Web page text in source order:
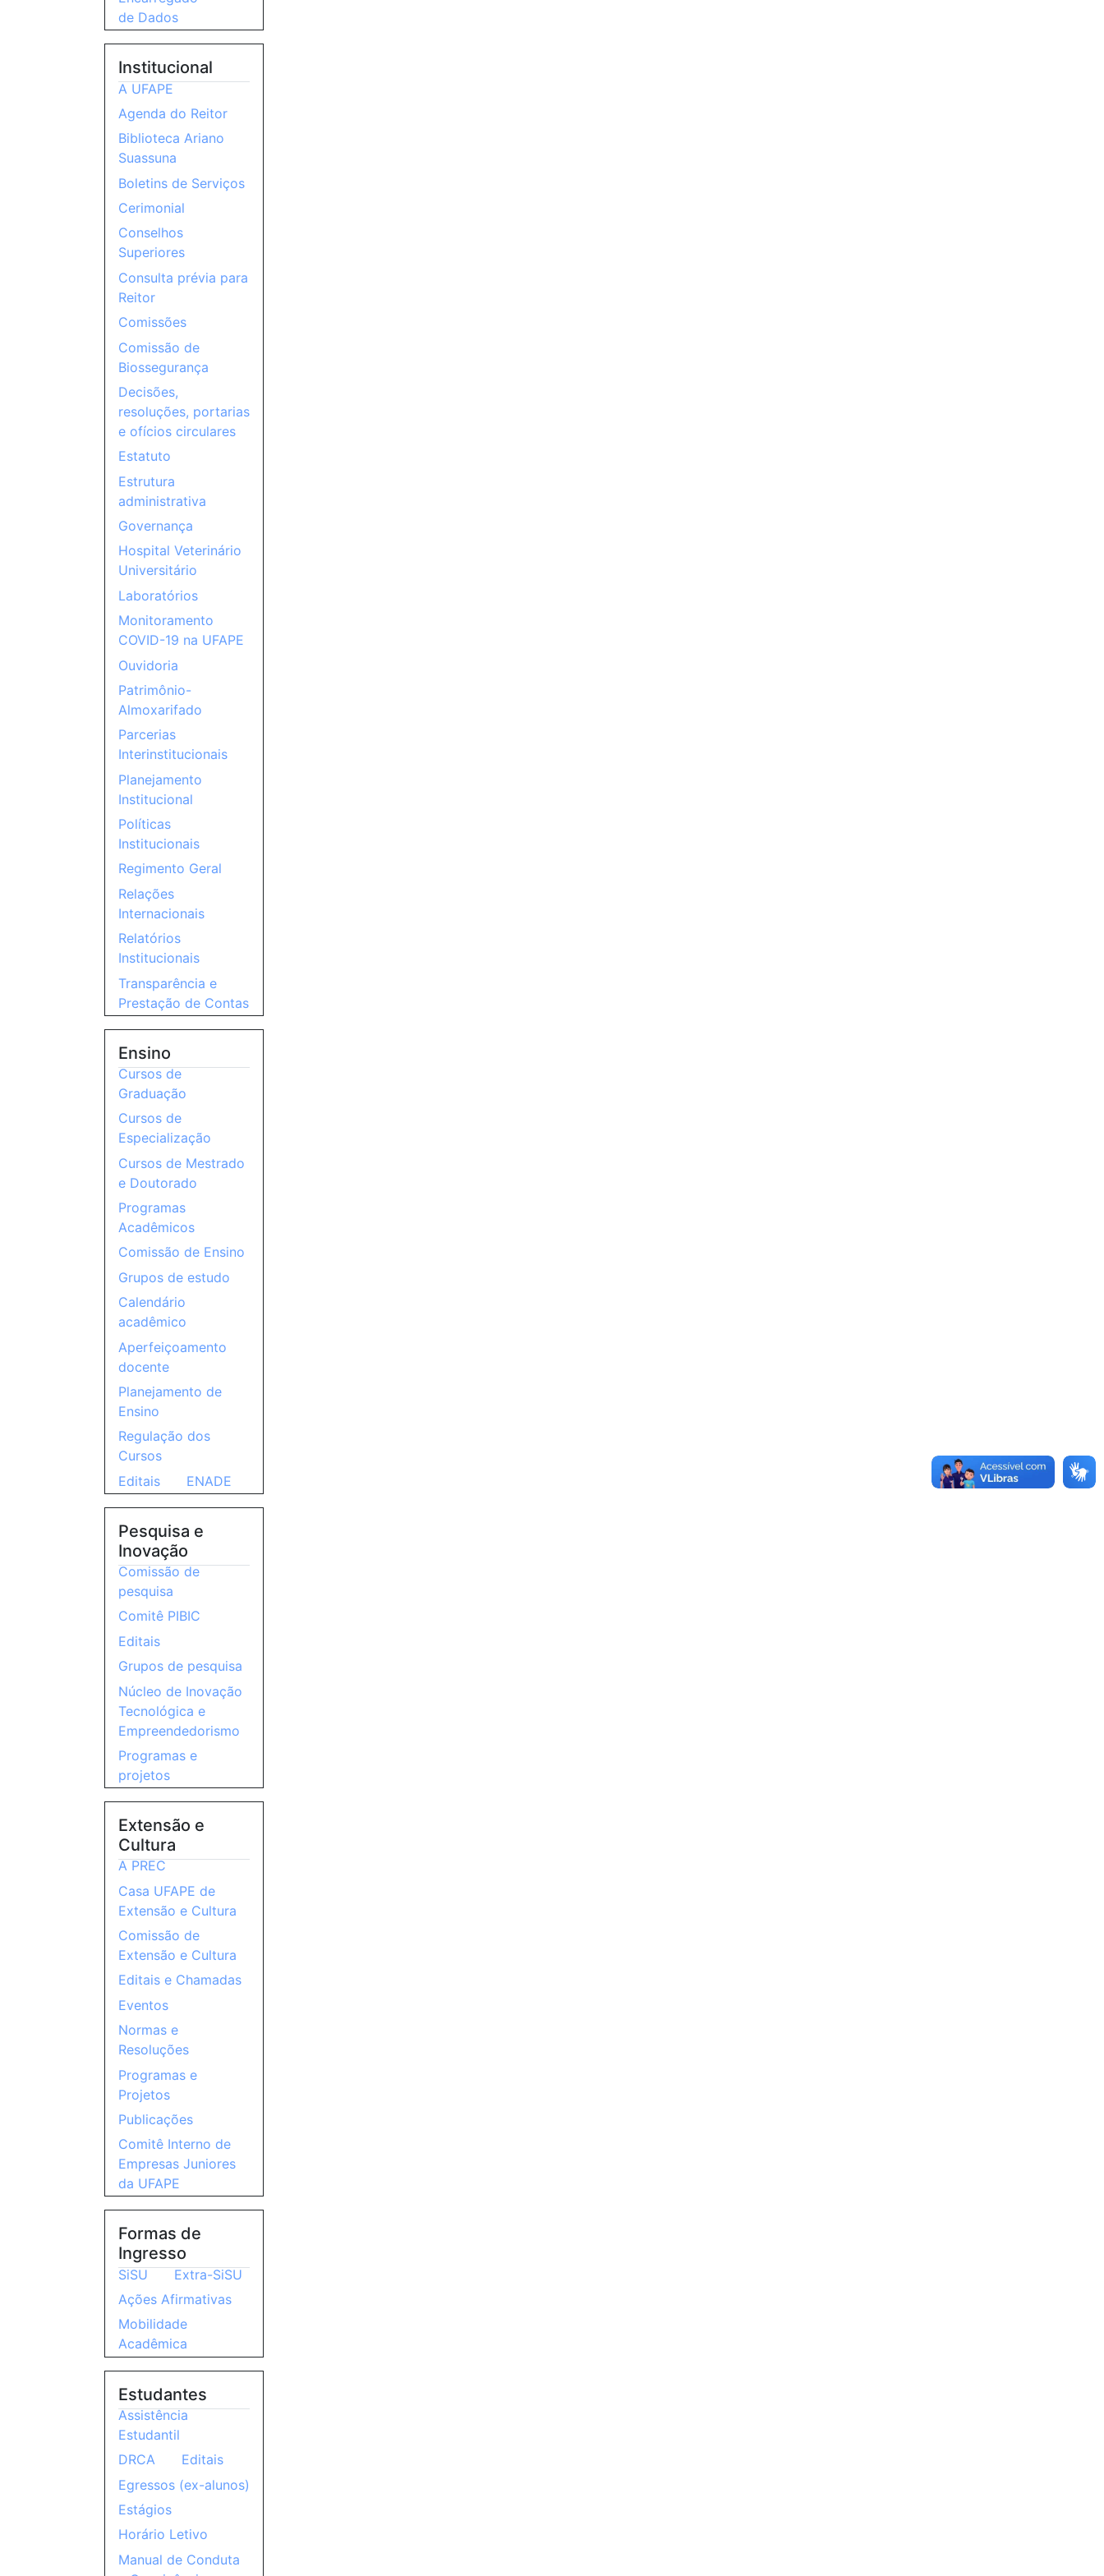
de Dados
Institucional
A UFAPE
Agenda do Reitor
Biblioteca Ariano
Suassuna
Boletins de Serviços
Cerimonial
Conselhos
Superiores
Consulta prévia para
Reitor
Comissões
Comissão de
Biossegurança
Decisões,
resoluções, portarias
e ofícios circulares
Estatuto
Estrutura
administrativa
Governança
Hospital Veterinário
Universitário
Laboratórios
Monitoramento
COVID-19 na UFAPE
Ouvidoria
Patrimônio-
Almoxarifado
Parcerias
Interinstitucionais
Planejamento
Institucional
Políticas
Institucionais
Regimento Geral
Relações
Internacionais
Relatórios
Institucionais
Transparência e
Prestação de Contas
Ensino
Cursos de
Graduação
Cursos de
Especialização
Cursos de Mestrado
e Doutorado
Programas
Acadêmicos
Comissão de Ensino
Grupos de estudo
Calendário
acadêmico
Aperfeiçoamento
docente
Planejamento de
Ensino
Regulação dos
Cursos
Editais
ENADE
Pesquisa e
Inovação
Comissão de
pesquisa
Comitê PIBIC
Editais
Grupos de pesquisa
Núcleo de Inovação
Tecnológica e
Empreendedorismo
Programas e
projetos
Extensão e
Cultura
A PREC
Casa UFAPE de
Extensão e Cultura
Comissão de
Extensão e Cultura
Editais e Chamadas
Eventos
Normas e
Resoluções
Programas e
Projetos
Publicações
Comitê Interno de
Empresas Juniores
da UFAPE
Formas de
Ingresso
SiSU
Extra-SiSU
Ações Afirmativas
Mobilidade
Acadêmica
Estudantes
Assistência
Estudantil
DRCA
Editais
Egressos (ex-alunos)
Estágios
Horário Letivo
Manual de Conduta